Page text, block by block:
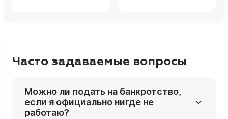
Часто задаваемые вопросы
Можно ли подать на банкротство,
если я официально нигде не
работаю?